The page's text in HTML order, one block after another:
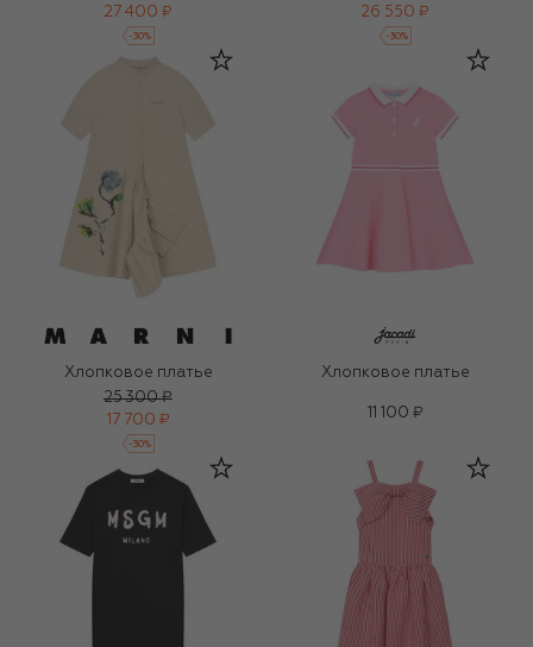
27 400 ₽
-30%
26 550 ₽
-30%
Хлопковое платье
25 300 ₽
17 700 ₽
-30%
Хлопковое платье
11 100 ₽